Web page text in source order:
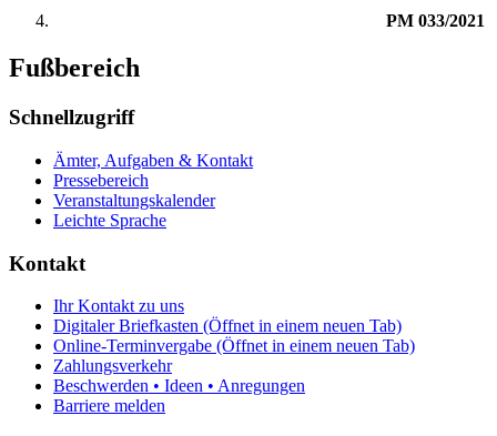
PM 033/2021
Fußbereich
Schnellzugriff
Ämter, Aufgaben & Kontakt
Pressebereich
Veranstaltungskalender
Leichte Sprache
Kontakt
Ihr Kontakt zu uns
Digitaler Briefkasten (Öffnet in einem neuen Tab)
Online-Terminvergabe (Öffnet in einem neuen Tab)
Zahlungsverkehr
Beschwerden • Ideen • Anregungen
Barriere melden